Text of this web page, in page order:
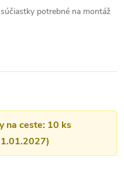
potrebné na montáž
na ceste: 10 ks